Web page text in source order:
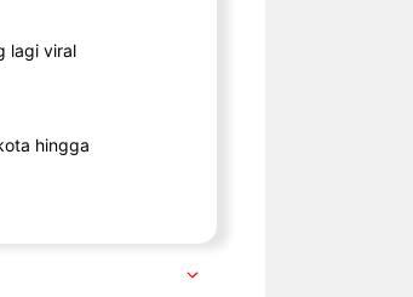
lagi viral
hingga